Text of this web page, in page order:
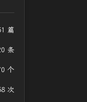
篇
条
个
次